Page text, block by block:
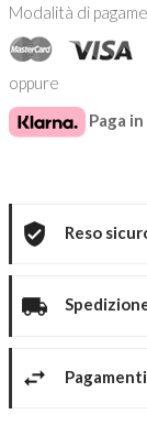
Modalità di
oppure
Paga
Reso